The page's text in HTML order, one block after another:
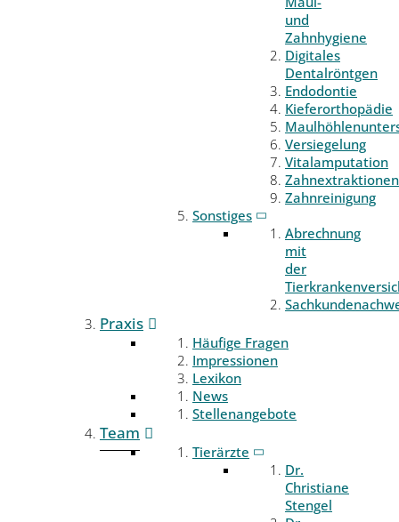
und
Zahnhygiene
Digitales
Dentalröntgen
Endodontie
Kieferorthopädie
Versiegelung
Vitalamputation
Zahnextraktionen
Zahnreinigung
Sonstiges
Abrechnung
mit
der
Praxis
Häufige Fragen
Impressionen
Lexikon
News
Stellenangebote
Team
Tierärzte
Dr.
Christiane
Stengel